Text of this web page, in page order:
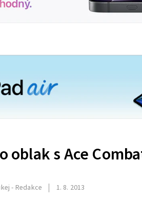
oblak s Ace
- Redakce 1. 8. 2013